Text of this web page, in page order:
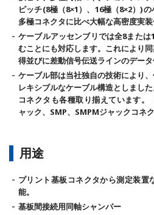
ピッチ(8極（8×1）、16極（8×2）)
多極コネクタに比べ大幅な高密度実装
ケーブルアッセンブリでは全8また
むことにも対応します。これにより
得並びに差動信号伝送ラインのデータ
ケーブル部は当社独自の技術により
レキシブルなケーブル構造としまし
コネクタも各種取り揃えています。
ャック、SMP、SMPMジャックコネク
用途
プリント基板コネクタから測定装置
能。
基板間接続用同軸シャンパー